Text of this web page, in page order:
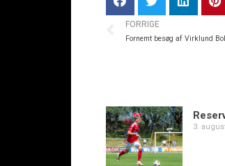
FORRIGE
Fornemt besøg af Virklund
3.